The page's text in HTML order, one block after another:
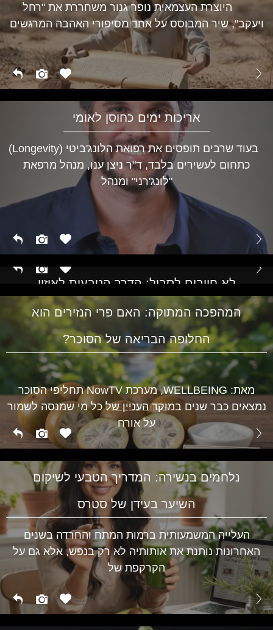
תרבות
היוצרת העצמאית נופר גנור משחררת את "רחל
ויעקב", שיר המבוסס על אחד מסיפורי האהבה המרגשים
אריכות ימים כחוסן לאומי
בעוד שרבים תופסים את רפואת הלונג'ביטי (Longevity)
כתחום לעשירים בלבד, ד"ר ניצן ענו, מנהל מרפאת
"לונג'רני" ומנהל
לא חייבים לסבול: הדרך הטבעית לאיזון
הורמונלי בכל גיל
WELLBEING
מגלי חום בגיל המעבר ועד לתסמיני PMS אצל נערות –
השינויים ההורמונליים משפיעים על מצב הרוח, השינה
המהפכה המתוקה: האם פרי הנזירים הוא
החלופה הבריאה של הסוכר?
WELLBEING
מאת: WELLBEING, מערכת NowTV תחליפי הסוכר
נמצאים כבר שנים במוקד העניין של כל מי שמנסה לשמור
על אורח
נלחמים בנשירה: המדריך הטבעי לשיקום
השיער בעידן של סטרס
העלייה המשמעותית ברמות המתח והחרדה בשנים
האחרונות נותנת את אותותיה לא רק בנפש, אלא גם על
הקרקפת של